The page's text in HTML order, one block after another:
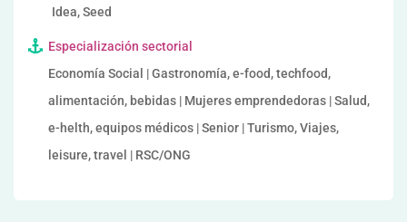
Idea, Seed
Especialización sectorial
Economía Social | Gastronomía, e-food, techfood,
alimentación, bebidas | Mujeres emprendedoras | Salud,
e-helth, equipos médicos | Senior | Turismo, Viajes,
leisure, travel | RSC/ONG